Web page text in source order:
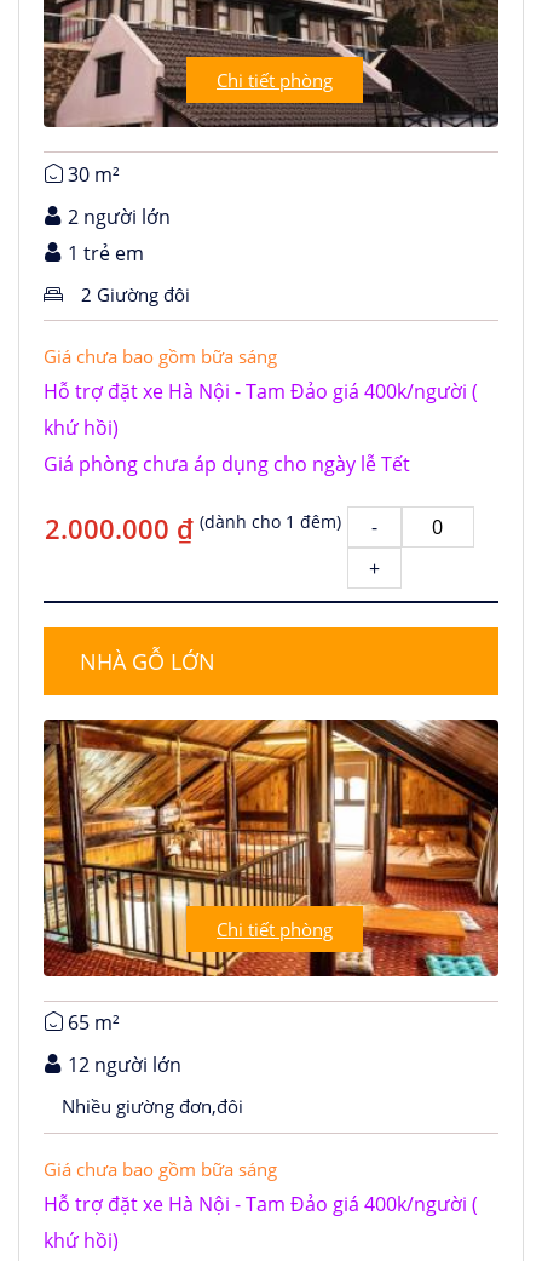
Chi tiết phòng
30 m²
2 người lớn
1 trẻ em
2 Giường đôi
Giá chưa bao gồm bữa sáng
Hỗ trợ đặt xe Hà Nội - Tam Đảo giá 400k/người (
khứ hồi)
Giá phòng chưa áp dụng cho ngày lễ Tết
2.000.000 ₫ (dành cho 1 đêm)
-
+
NHÀ GỖ LỚN
Chi tiết phòng
65 m²
12 người lớn
Nhiều giường đơn,đôi
Giá chưa bao gồm bữa sáng
Hỗ trợ đặt xe Hà Nội - Tam Đảo giá 400k/người (
khứ hồi)